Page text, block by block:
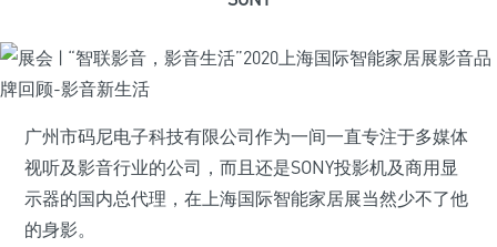
广州市码尼电子科技有限公司作为一间一直专注于多媒体
视听及影音行业的公司，而且还是SONY投影机及商用显
示器的国内总代理，在上海国际智能家居展当然少不了他
的身影。